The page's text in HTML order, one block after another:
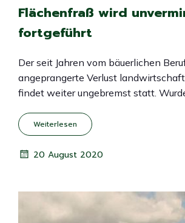
Flächenfraß wird
fortgeführt
Der seit Jahren vom bäuerlichen
angeprangerte Verlust
findet weiter ungebremst statt.
Weiterlesen
20 August 2020